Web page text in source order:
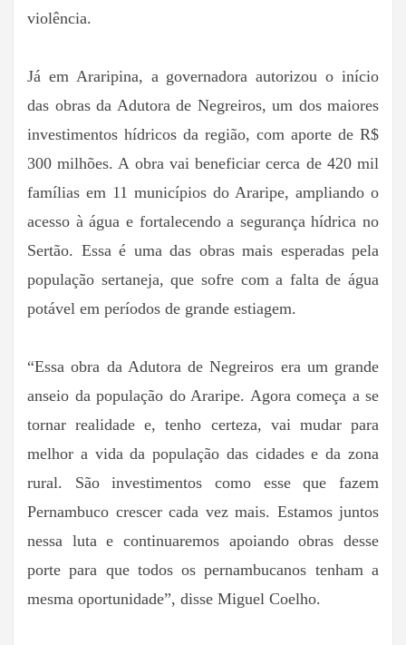
violência.
Já em Araripina, a governadora autorizou o início
das obras da Adutora de Negreiros, um dos maiores
investimentos hídricos da região, com aporte de R$
300 milhões. A obra vai beneficiar cerca de 420 mil
famílias em 11 municípios do Araripe, ampliando o
acesso à água e fortalecendo a segurança hídrica no
Sertão. Essa é uma das obras mais esperadas pela
população sertaneja, que sofre com a falta de água
potável em períodos de grande estiagem.
“Essa obra da Adutora de Negreiros era um grande
anseio da população do Araripe. Agora começa a se
tornar realidade e, tenho certeza, vai mudar para
melhor a vida da população das cidades e da zona
rural. São investimentos como esse que fazem
Pernambuco crescer cada vez mais. Estamos juntos
nessa luta e continuaremos apoiando obras desse
porte para que todos os pernambucanos tenham a
mesma oportunidade”, disse Miguel Coelho.